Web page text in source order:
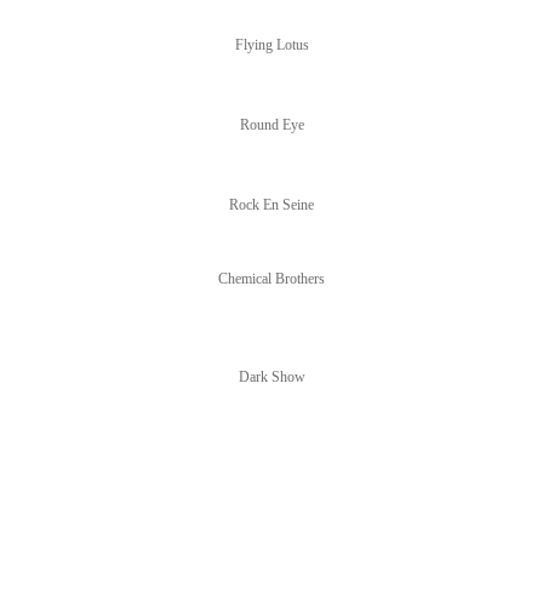
Flying Lotus
Round Eye
Rock En Seine
Chemical Brothers
Dark Show